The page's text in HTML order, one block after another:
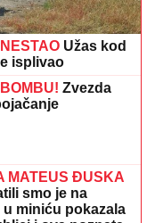
MATEUS ĐUSKA
smo je na
miniću pokazala
i ova poznata